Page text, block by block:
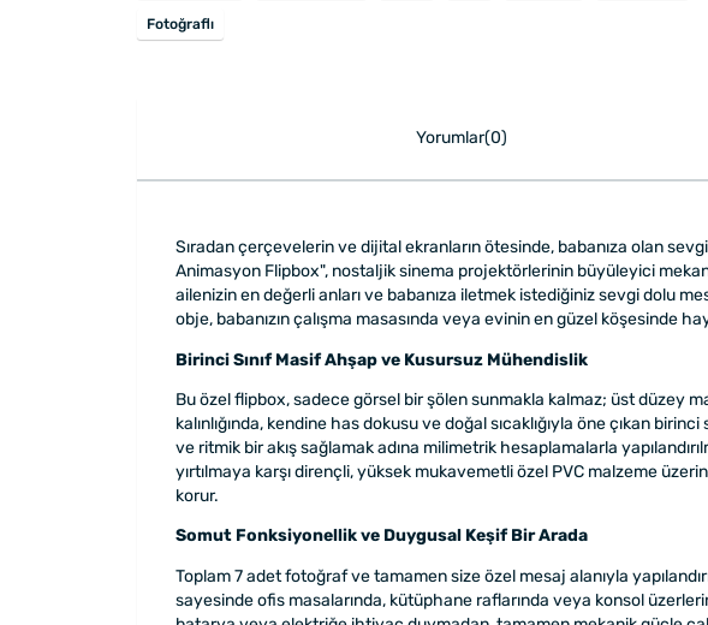
Fotoğraflı
Yorumlar(0)
Sıradan çerçevelerin ve dijital ekranların ötesinde, babanıza olan
Animasyon Flipbox", nostaljik sinema projektörlerinin büyüleyici
ailenizin en değerli anları ve babanıza iletmek istediğiniz sevgi dolu
obje, babanızın çalışma masasında veya evinin en güzel köşesinde
Birinci Sınıf Masif Ahşap ve Kusursuz Mühendislik
Bu özel flipbox, sadece görsel bir şölen sunmakla kalmaz; üst düzey
kalınlığında, kendine has dokusu ve doğal sıcaklığıyla öne çıkan
ve ritmik bir akış sağlamak adına milimetrik hesaplamalarla
yırtılmaya karşı dirençli, yüksek mukavemetli özel PVC malzeme
korur.
Somut Fonksiyonellik ve Duygusal Keşif Bir Arada
Toplam 7 adet fotoğraf ve tamamen size özel mesaj alanıyla
sayesinde ofis masalarında, kütüphane raflarında veya konsol